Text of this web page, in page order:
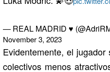
— REAL MADRID ♥️
November 3, 2023
Evidentemente, el
colectivos menos